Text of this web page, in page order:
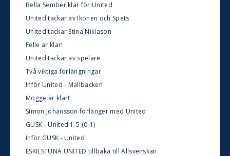
Bella Sember klar för United
United tackar av Ikonen och Spets
United tackar Stina Niklason
Felle är klar!
United tackar av spelare
Två viktiga förlängningar
Inför United - Mallbacken
Mogge är klar!!
Simon Johansson förlänger med United
GUSK - United 1-5 (0-1)
Inför GUSK - United
ESKILSTUNA UNITED tillbaka till Allsvenskan